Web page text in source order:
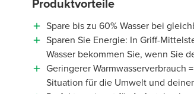
Produktvorteile
Spare bis zu 60% Wasser bei
Sparen Sie Energie: In Griff-
Wasser bekommen Sie, wenn Sie
Geringerer Warmwasserverbrauch
Situation für die Umwelt und